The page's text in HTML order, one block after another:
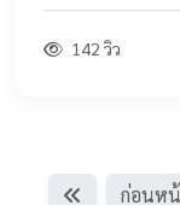
!important; transition: all 0.3s ease; text-align: center;
#003366 0%, #004080
142 วิว
ก่อนห